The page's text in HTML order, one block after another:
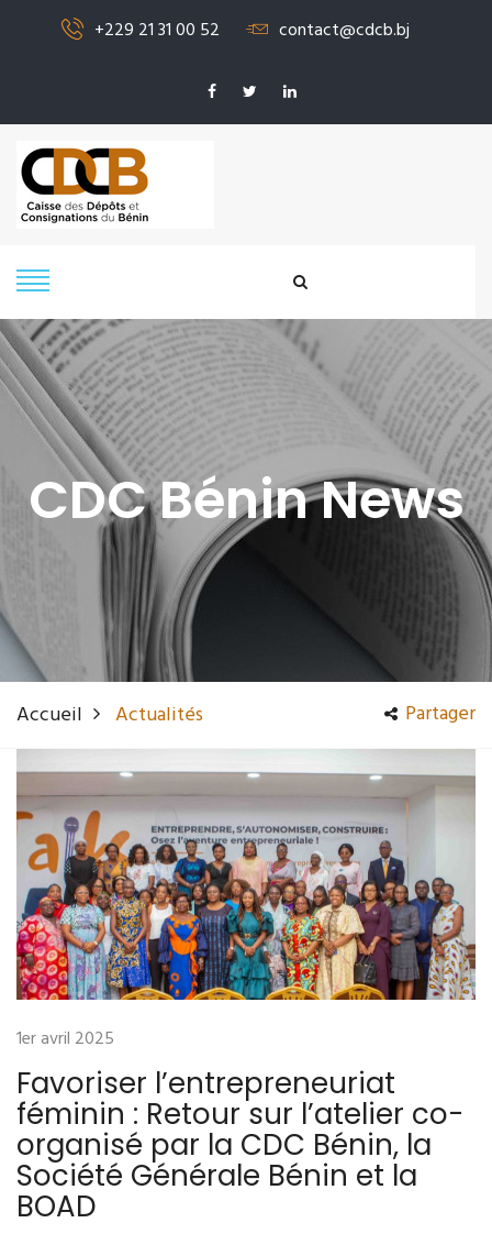
+229 21 31 00 52 contact@cdcb.bj
CDC Bénin News
Accueil Actualités Partager
1er avril 2025
Favoriser l’entrepreneuriat
féminin : Retour sur l’atelier co-
organisé par la CDC Bénin, la
Société Générale Bénin et la
BOAD